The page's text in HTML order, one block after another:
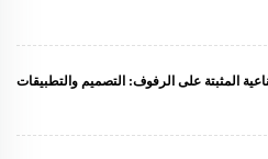
المثبتة على الرفوف: التصميم والتطبيقات